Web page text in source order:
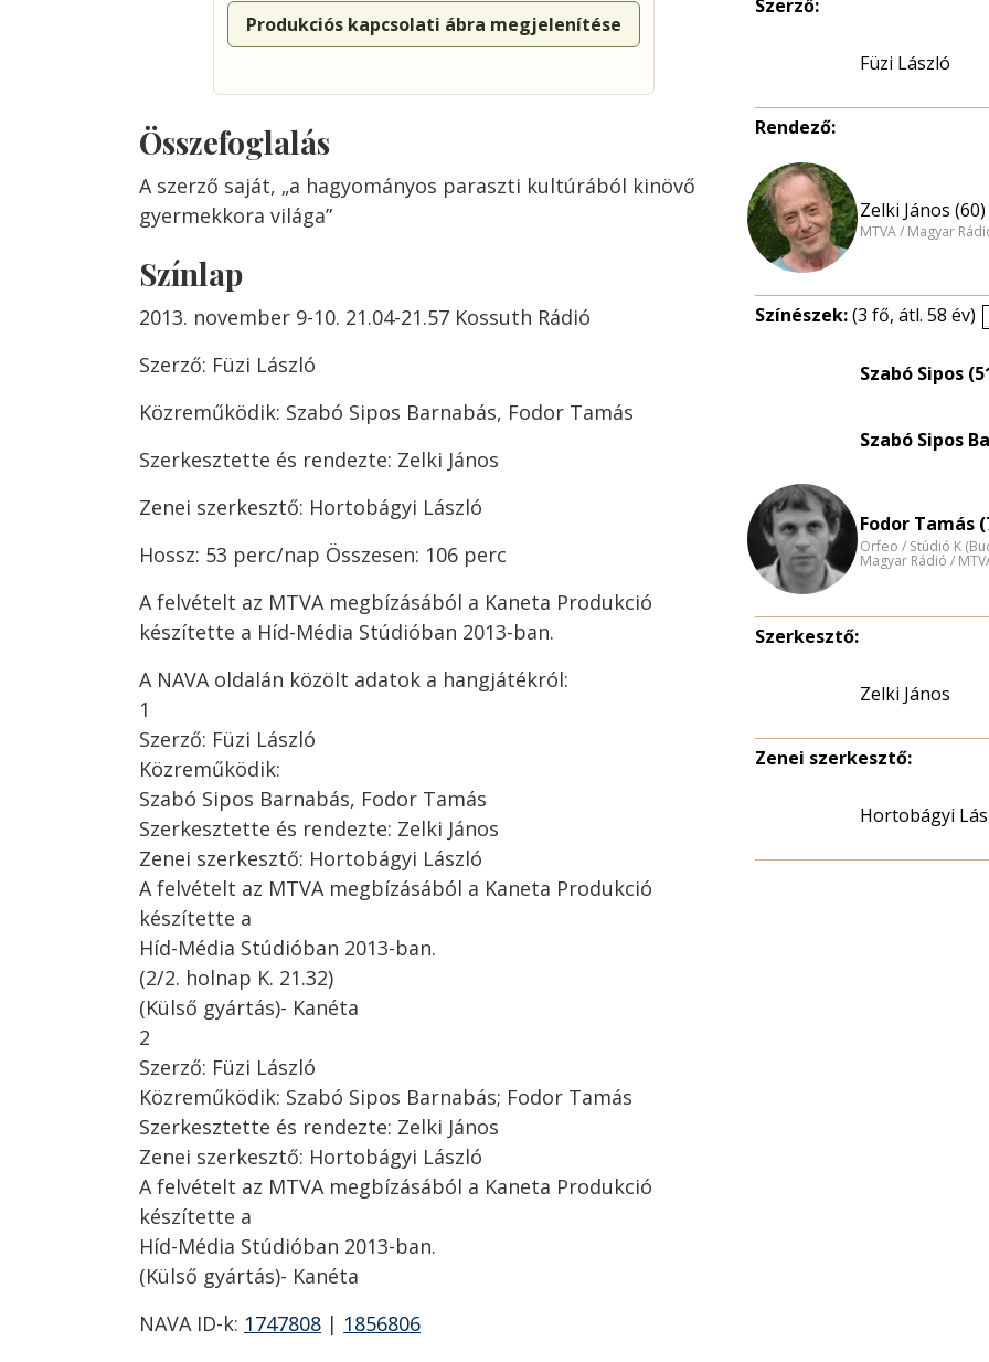
Produkciós kapcsolati ábra megjelenítése
Összefoglalás
A szerző saját, „a hagyományos paraszti kultúrából kinövő
gyermekkora világa”
Színlap
2013. november 9-10. 21.04-21.57 Kossuth Rádió
Szerző: Füzi László
Közreműködik: Szabó Sipos Barnabás, Fodor Tamás
Szerkesztette és rendezte: Zelki János
Zenei szerkesztő: Hortobágyi László
Hossz: 53 perc/nap Összesen: 106 perc
A felvételt az MTVA megbízásából a Kaneta Produkció
készítette a Híd-Média Stúdióban 2013-ban.
A NAVA oldalán közölt adatok a hangjátékról:
1
Szerző: Füzi László
Közreműködik:
Szabó Sipos Barnabás, Fodor Tamás
Szerkesztette és rendezte: Zelki János
Zenei szerkesztő: Hortobágyi László
A felvételt az MTVA megbízásából a Kaneta Produkció
készítette a
Híd-Média Stúdióban 2013-ban.
(2/2. holnap K. 21.32)
(Külső gyártás)- Kanéta
2
Szerző: Füzi László
Közreműködik: Szabó Sipos Barnabás; Fodor Tamás
Szerkesztette és rendezte: Zelki János
Zenei szerkesztő: Hortobágyi László
A felvételt az MTVA megbízásából a Kaneta Produkció
készítette a
Híd-Média Stúdióban 2013-ban.
(Külső gyártás)- Kanéta
NAVA ID-k: 1747808 | 1856806
Szerző:
Füzi László
Rendező:
Zelki János (60)
MTVA / Magyar
Színészek:(3 fő, átl. 58 év)
Szabó Sipos
Szabó Sipos
Fodor Tamás
Orfeo / Stúdió K
Magyar Rádió /
Szerkesztő:
Zelki János
Zenei szerkesztő:
Hortobágyi